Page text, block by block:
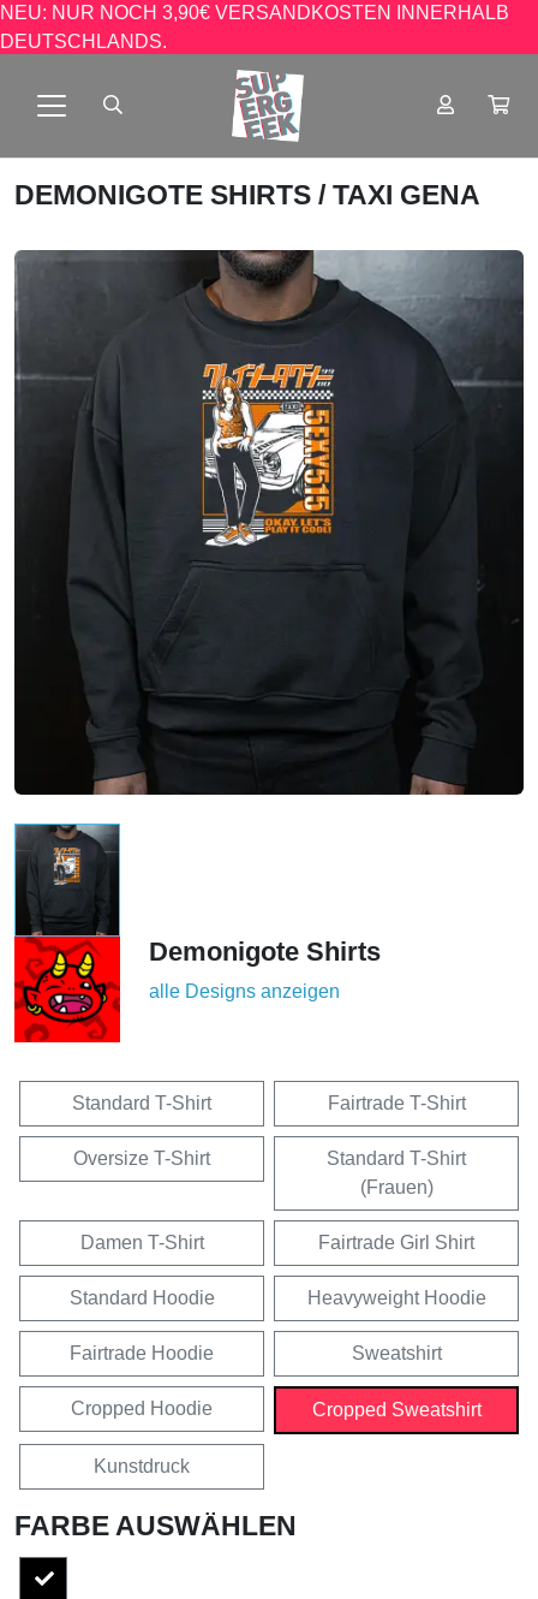
NEU: NUR NOCH 3,90€ VERSANDKOSTEN INNERHALB
DEUTSCHLANDS.
DEMONIGOTE SHIRTS / TAXI GENA
Demonigote Shirts
alle Designs anzeigen
Standard T-Shirt Fairtrade T-Shirt
Oversize T-Shirt
Standard T-Shirt
(Frauen)
Damen T-Shirt Fairtrade Girl Shirt
Standard Hoodie Heavyweight Hoodie
Fairtrade Hoodie Sweatshirt
Cropped Hoodie Cropped Sweatshirt
Kunstdruck
FARBE AUSWÄHLEN